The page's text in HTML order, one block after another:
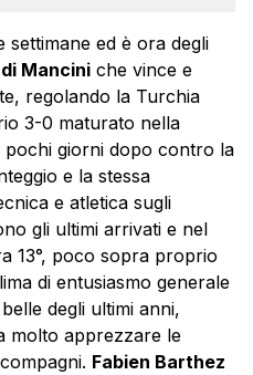
ed è ora degli
Mancini che vince e
regolando la Turchia
3-0 maturato nella
pochi giorni dopo contro la
e la stessa
e atletica sugli
gli ultimi arrivati e nel
13°, poco sopra proprio
di entusiasmo generale
degli ultimi anni,
molto apprezzare le
Fabien Barthez